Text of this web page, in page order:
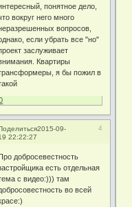
понятное дело,
вокруг него много
вопросов,
если убрать все "но"
заслуживает
Квартиры
я бы пожил в
4
2015-09-
22:22:27
добросевестность
есть отдельная
с видео:))) там
во всей